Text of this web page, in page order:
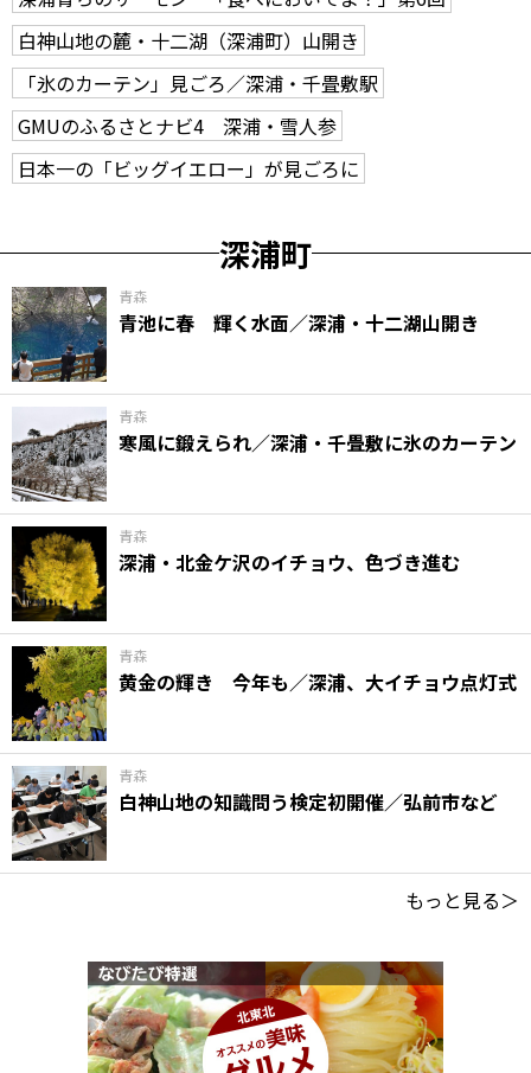
白神山地の麓・十二湖（深浦町）山開き
「氷のカーテン」見ごろ／深浦・千畳敷駅
GMUのふるさとナビ4 深浦・雪人参
日本一の「ビッグイエロー」が見ごろに
深浦町
青森
青池に春 輝く水面／深浦・十二湖山開き
青森
寒風に鍛えられ／深浦・千畳敷に氷のカーテン
青森
深浦・北金ケ沢のイチョウ、色づき進む
青森
黄金の輝き 今年も／深浦、大イチョウ点灯式
青森
白神山地の知識問う検定初開催／弘前市など
もっと見る＞